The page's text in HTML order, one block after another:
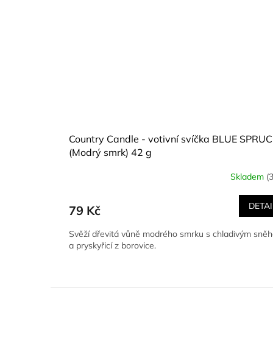
Country Candle - votivní svíčka BLUE
(Modrý smrk) 42 g
je
z
5
Skladem
79 Kč
Svěží dřevitá vůně modrého smrku s chladivým
a pryskyřicí z borovice.